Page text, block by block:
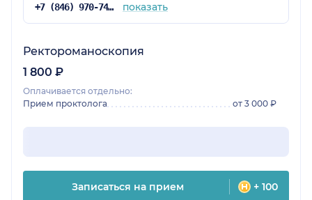
+7 (846) 970-74-25 показать
Ректороманоскопия
1 800 ₽
Оплачивается отдельно:
Прием проктолога
от 3 000 ₽
Записаться на прием + 100